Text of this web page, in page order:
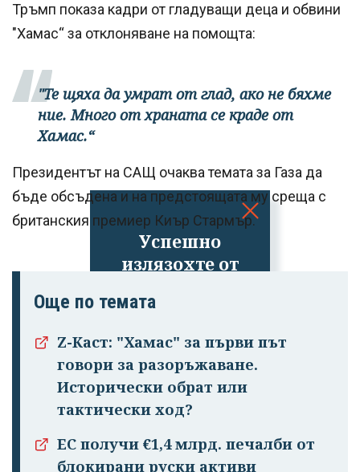
Успешно
излязохте от
Тръмп показа кадри от гладуващи деца и обвини
"Хамас“ за отклоняване на помощта:
"Те щяха да умрат от глад, ако не бяхме
ние. Много от храната се краде от
Хамас.“
Президентът на САЩ очаква темата за Газа да
бъде обсъдена и на предстоящата му среща с
британския премиер Киър Стармър.
Още по темата
Z-Каст: "Хамас" за първи път
говори за разоръжаване.
Исторически обрат или
тактически ход?
ЕС получи €1,4 млрд. печалби от
блокирани руски активи